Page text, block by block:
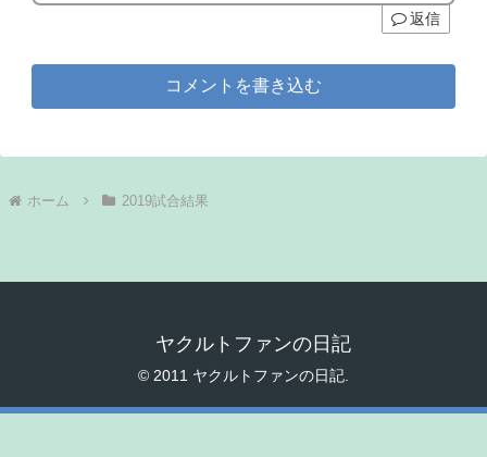
返信
コメントを書き込む
ホーム 2019試合結果
ヤクルトファンの日記
© 2011 ヤクルトファンの日記.